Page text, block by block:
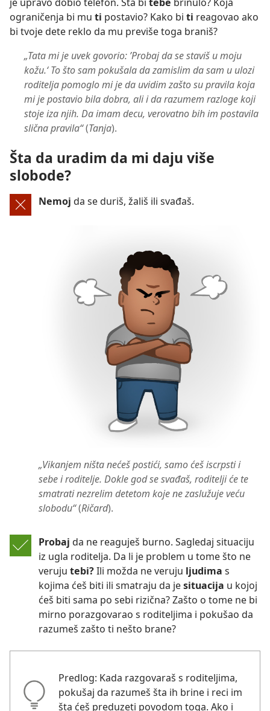
ograničenja bi mu ti postavio? Kako bi ti reagovao ako
bi tvoje dete reklo da mu previše toga braniš?
„Tata mi je uvek govorio: ’Probaj da se staviš u moju
kožu.‘ To što sam pokušala da zamislim da sam u ulozi
roditelja pomoglo mi je da uvidim zašto su pravila koja
mi je postavio bila dobra, ali i da razumem razloge koji
stoje iza njih. Da imam decu, verovatno bih im postavila
slična pravila“(Tanja).
Šta da uradim da mi daju više
slobode?
Nemoj da se duriš, žališ ili svađaš.
„Vikanjem ništa nećeš postići, samo ćeš iscrpsti i
sebe i roditelje. Dokle god se svađaš, roditelji će te
smatrati nezrelim detetom koje ne zaslužuje veću
slobodu“(Ričard).
Probaj da ne reaguješ burno. Sagledaj situaciju
iz ugla roditelja. Da li je problem u tome što ne
veruju tebi?Ili možda ne veruju ljudima s
kojima ćeš biti ili smatraju da jesituacija u kojoj
ćeš biti sama po sebi rizična? Zašto o tome ne bi
mirno porazgovarao s roditeljima i pokušao da
razumeš zašto ti nešto brane?
Predlog: Kada razgovaraš s roditeljima,
pokušaj da razumeš šta ih brine i reci im
šta ćeš preduzeti povodom toga. Ako i